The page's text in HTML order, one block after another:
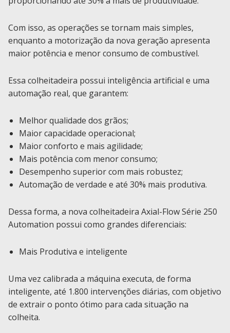
Com isso, as operações se tornam mais simples,
enquanto a motorização da nova geração apresenta
maior potência e menor consumo de combustível.
Essa colheitadeira possui inteligência artificial e uma
automação real, que garantem:
Melhor qualidade dos grãos;
Maior capacidade operacional;
Maior conforto e mais agilidade;
Mais potência com menor consumo;
Desempenho superior com mais robustez;
Automação de verdade e até 30% mais produtiva.
Dessa forma, a nova colheitadeira Axial-Flow Série 250
Automation possui como grandes diferenciais:
Mais Produtiva e inteligente
Uma vez calibrada a máquina executa, de forma
inteligente, até 1.800 intervenções diárias, com objetivo
de extrair o ponto ótimo para cada situação na
colheita.